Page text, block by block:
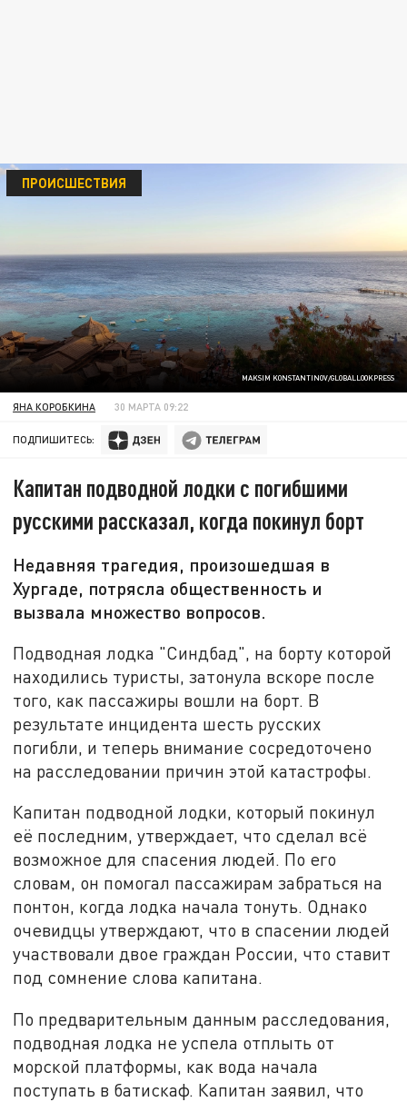
MAKSIM KONSTANTINOV/GLOBALLOOKPRESS
ПРОИСШЕСТВИЯ
ЯНА КОРОБКИНА 30 МАРТА 09:22
ПОДПИШИТЕСЬ:
Капитан подводной лодки с погибшими
русскими рассказал, когда покинул борт
Недавняя трагедия, произошедшая в
Хургаде, потрясла общественность и
вызвала множество вопросов.
Подводная лодка "Синдбад", на борту которой
находились туристы, затонула вскоре после
того, как пассажиры вошли на борт. В
результате инцидента шесть русских
погибли, и теперь внимание сосредоточено
на расследовании причин этой катастрофы.
Капитан подводной лодки, который покинул
её последним, утверждает, что сделал всё
возможное для спасения людей. По его
словам, он помогал пассажирам забраться на
понтон, когда лодка начала тонуть. Однако
очевидцы утверждают, что в спасении людей
участвовали двое граждан России, что ставит
под сомнение слова капитана.
По предварительным данным расследования,
подводная лодка не успела отплыть от
морской платформы, как вода начала
поступать в батискаф. Капитан заявил, что